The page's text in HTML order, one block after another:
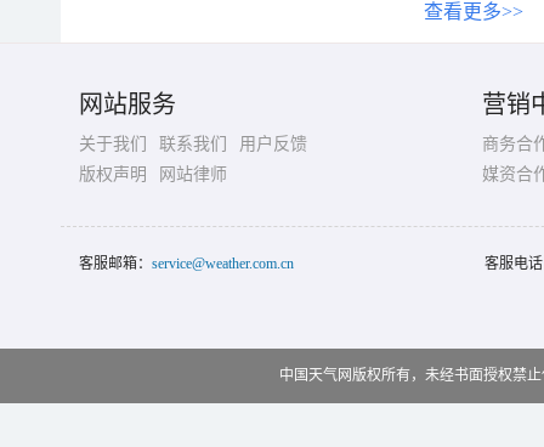
查看更多>>
网站服务
关于我们 联系我们
用户反馈
版权声明
网站律师
营销
商务合
媒资合
客服邮箱： service@weather.com.cn 客服电
中国天气网版权所有，未经书面授权